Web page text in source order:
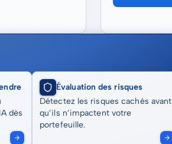
dès
Évaluation des risques
Détectez les risques cachés avant
qu’ils n’impactent votre
portefeuille.